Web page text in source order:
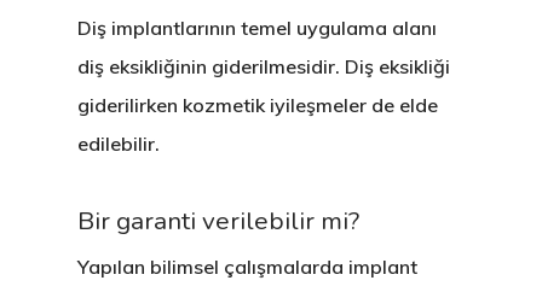
Diş implantlarının temel uygulama alanı
diş eksikliğinin giderilmesidir. Diş eksikliği
giderilirken kozmetik iyileşmeler de elde
edilebilir.
Bir garanti verilebilir mi?
Yapılan bilimsel çalışmalarda implant